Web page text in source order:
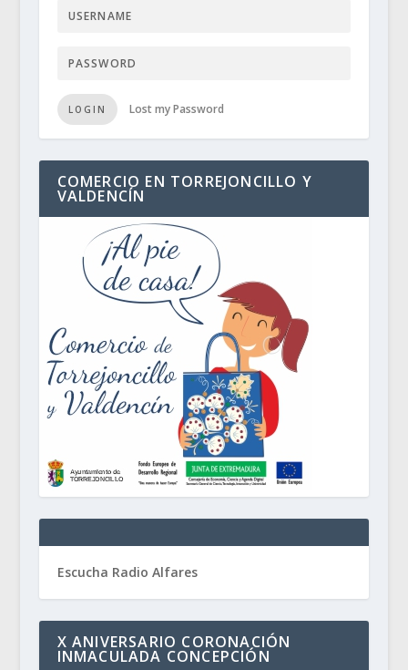
LOGIN Lost my Password
COMERCIO EN TORREJONCILLO Y
VALDENCÍN
Escucha Radio Alfares
X ANIVERSARIO CORONACIÓN
INMACULADA CONCEPCIÓN